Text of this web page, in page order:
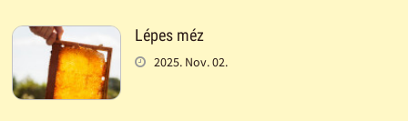
Lépes méz
2025. Nov. 02.